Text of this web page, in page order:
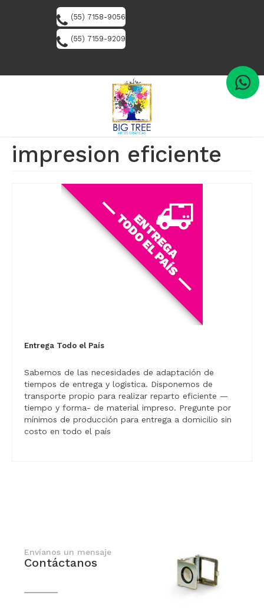
(55) 7158-9056
(55) 7159-9209
impresion eficiente
Entrega Todo el País
Sabemos de las necesidades de adaptación de
tiempos de entrega y logistica. Disponemos de
transporte propio para realizar reparto eficiente —
tiempo y forma- de material impreso. Pregunte por
mínimos de producción para entrega a domicilio sin
costo en todo el país
Envíanos un mensaje
Contáctanos